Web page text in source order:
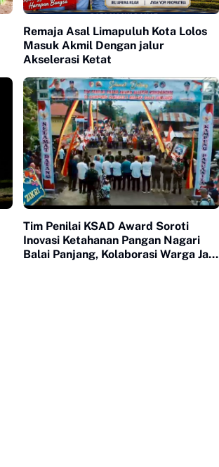
Remaja Asal Limapuluh Kota Lolos
Masuk Akmil Dengan jalur
Akselerasi Ketat
Tim Penilai KSAD Award Soroti
Inovasi Ketahanan Pangan Nagari
Balai Panjang, Kolaborasi Warga Jadi